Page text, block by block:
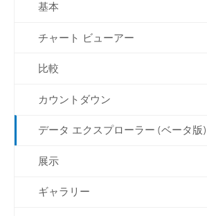
基本
チャート ビューアー
比較
カウントダウン
データ エクスプローラー (ベータ版)
展示
ギャラリー